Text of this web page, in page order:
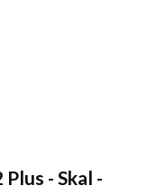
- Skal -